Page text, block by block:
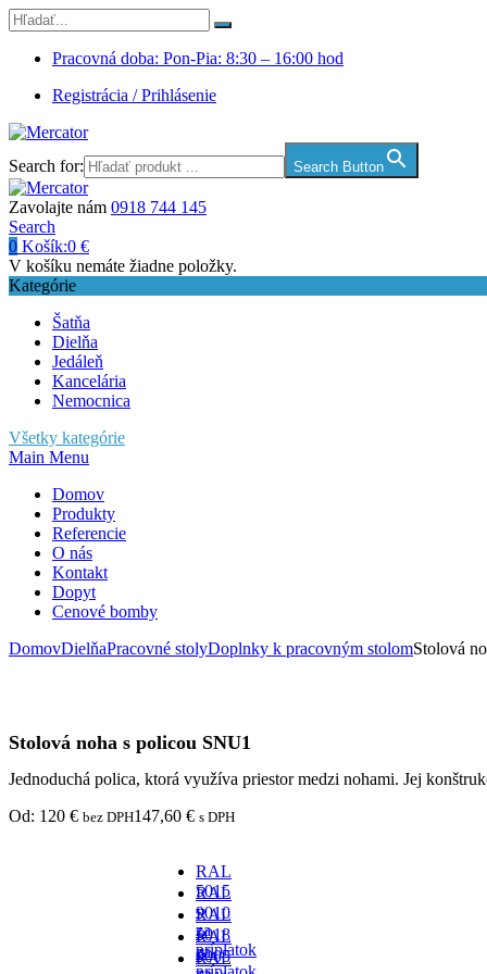
Pracovná doba: Pon-Pia: 8:30 – 16:00 hod
Registrácia / Prihlásenie
Search for: Search Button
Zavolajte nám 0918 744 145
Search
0 Košík:0 €
V košíku nemáte žiadne položky.
Kategórie
Šatňa
Dielňa
Jedáleň
Kancelária
Nemocnica
Všetky kategórie
Main Menu
Domov
Produkty
Referencie
O nás
Kontakt
Dopyt
Cenové bomby
DomovDielňaPracovné stolyDoplnky k pracovným stolomStolová
Stolová noha s policou SNU1
Jednoduchá polica, ktorá využíva priestor medzi nohami. Jej
Od: 120 € bez DPH147,60 € s DPH
RAL
5015
-
za
príplatok
RAL
9010
-
za
RAL
5018
-
RAL
9005
RAL